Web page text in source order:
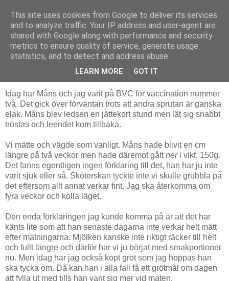
Livsdans
tisdag 24 augusti 2010
Med Måns på BVC
Idag har Måns och jag varit på BVC för vaccination nummer
två. Det gick över förväntan trots att andra sprutan är ganska
elak. Måns blev ledsen en jättekort stund men lät sig snabbt
tröstas och leendet kom tillbaka.
Vi mätte och vägde som vanligt. Måns hade blivit en cm
längre på två veckor men hade däremot gåttneri vikt, 150g.
Det fanns egentligen ingen förklaring till det, han har ju inte
varit sjuk eller så. Sköterskan tyckte inte vi skulle grubbla på
det eftersom allt annat verkar fint. Jag ska återkomma om
fyra veckor och kolla läget.
Den enda förklaringen jag kunde komma på är att det har
känts lite som att han senaste dagarna inte verkar helt mätt
efter matningarna. Mjölken kanske inte riktigt räcker till helt
och fullt längre och därför har vi ju börjat med smakportioner
nu. Men idag har jag också köpt gröt som jag hoppas han
ska tycka om. Då kan han i alla fall få ett grötmål om dagen
att fylla ut med tills han vant sig mer vid maten.
This site uses cookies from Google to deliver its services
and to analyze traffic. Your IP address and user-agent are
shared with Google along with performance and security
metrics to ensure quality of service, generate usage
statistics, and to detect and address abuse.
LEARN MORE GOT IT